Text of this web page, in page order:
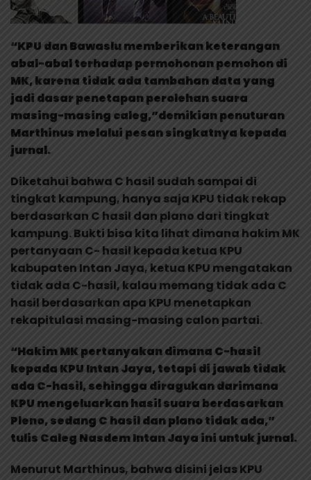
“KPU dan Bawaslu memberikan keterangan
abal-abal terhadap permohonan pemohon di
MK, karena tidak ada tambahan data yang
jadi dasar penetapan perolehan suara
masing-masing caleg,”demikian penuturan
Marthinus melalui pesan singkatnya kepada
jurnal.
Diketahui bahwa C hasil sudah sampai di
tingkat kampung, hanya saja KPU tidak rekap
berdasarkan C hasil dan plano dari tingkat
kampung. Bukti bisa kita lihat dimana hakim MK
pertanyaan C- hasil kepada ketua KPU
kabupaten Intan Jaya, ketua KPU mengatakan
tidak ada C-hasil, kalau memang tidak ada C
hasil berdasarkan apa KPU menetapkan
rekapitulasi masing-masing calon partai.
“Hakim MK pertanyakan dimana C-hasil
kepada KPU Intan Jaya, tetapi di jawab tidak
ada C-hasil, sehingga diragukan darimana
KPU mengeluarkan hasil suara berdasarkan
Pleno, sedang C hasil dan plano tidak ada,”
tulis Caleg Nasdem Intan Jaya ini untuk jurnal.
Menurut Marthinus, bahwa disini jelas KPU